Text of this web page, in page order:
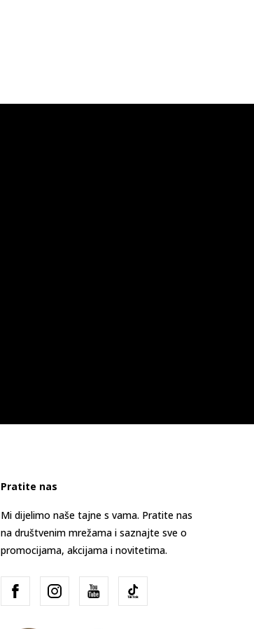
Pratite nas
Mi dijelimo naše tajne s vama. Pratite nas
na društvenim mrežama i saznajte sve o
promocijama, akcijama i novitetima.